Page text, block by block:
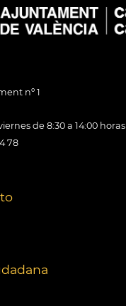
nº 1
de 8:30 a 14:00 horas
78